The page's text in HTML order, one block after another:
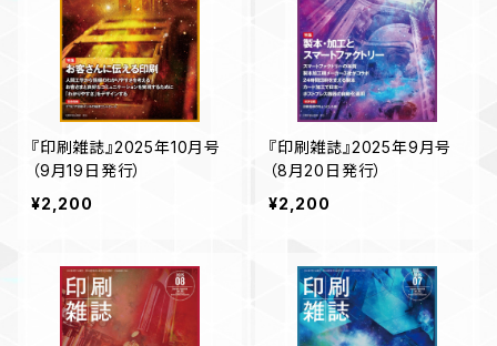
『印刷雑誌』2025年10月号
（9月19日発行）
¥2,200
『印刷雑誌』2025年9月号
（8月20日発行）
¥2,200